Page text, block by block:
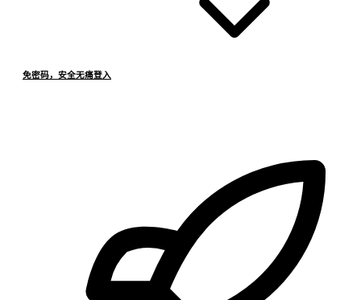
免密码，安全无痛登入